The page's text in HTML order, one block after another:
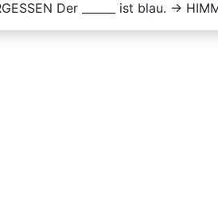
Der ______ ist blau. →